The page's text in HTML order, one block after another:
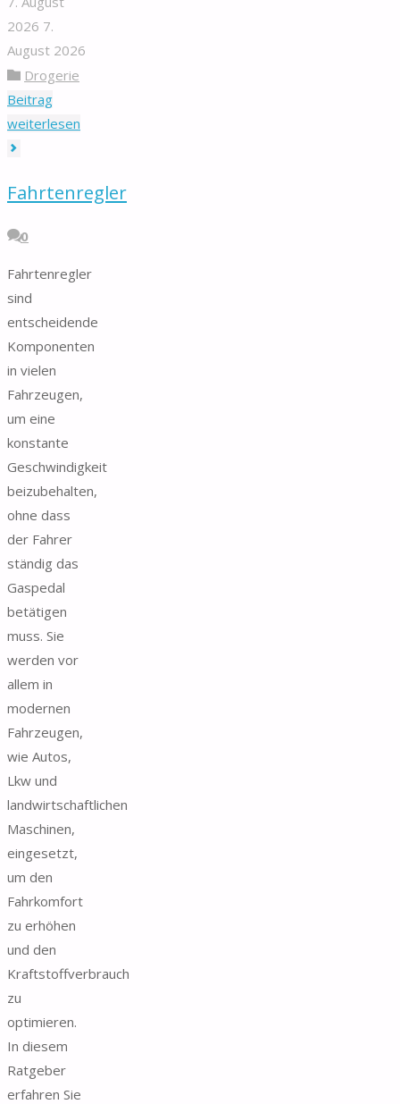
2026 7.
August 2026
Drogerie
Beitrag
weiterlesen
Fahrtenregler
0
Fahrtenregler
sind
entscheidende
Komponenten
in vielen
Fahrzeugen,
um eine
konstante
Geschwindigkeit
beizubehalten,
ohne dass
der Fahrer
ständig das
Gaspedal
betätigen
muss. Sie
werden vor
allem in
modernen
Fahrzeugen,
wie Autos,
Lkw und
landwirtschaftlichen
Maschinen,
eingesetzt,
um den
Fahrkomfort
zu erhöhen
und den
Kraftstoffverbrauch
zu
optimieren.
In diesem
Ratgeber
erfahren Sie